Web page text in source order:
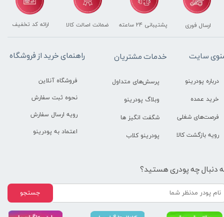
پشتیبانی ۲۴ ساعته ارائه کد تخفیف ارسال فوری ضمانت اصالت کالا
راهنمای خرید از فروشگاه
فروشگاه آنلاین
نحوه ثبت سفارش
رویه ارسال سفارش
اعتماد به پودرینو
خدمات مشتریان
پرسش‌های متداول
وبلاگ پودرینو
شگفت انگیز ها
پودرینو کلاب
سایت
درباره پودرینو
خرید عمده
فرصت‌های شغلی
رویه بازگشت کالا
دنبال چه پودری هستید؟
جستجو